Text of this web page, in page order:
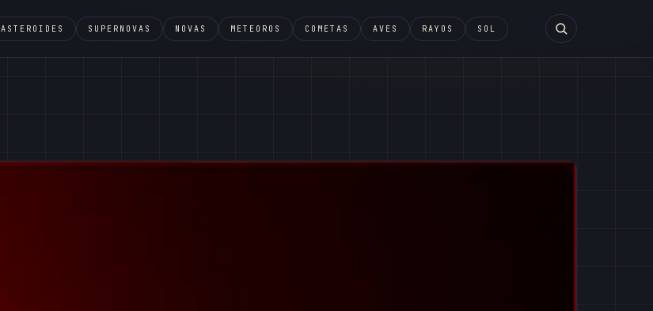
ASTEROIDES SUPERNOVAS NOVAS METEOROS COMETAS AVES RAYOS SOL